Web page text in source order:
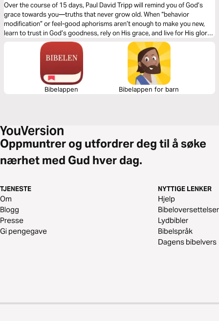
Over the course of 15 days, Paul David Tripp will remind you of God’s
grace towards you—truths that never grow old. When “behavior
modification” or feel-good aphorisms aren’t enough to make you new,
learn to trust in God’s goodness, rely on His grace, and live for His glory
each and every day.
Bibelappen Bibelappen for barn
Oppmuntrer og utfordrer deg til å søke
nærhet med Gud hver dag.
TJENESTE
Om
Blogg
Presse
Gi pengegave
NYTTIGE LENKER
Hjelp
Bibeloversettelser
Lydbibler
Bibelspråk
Dagens bibelvers